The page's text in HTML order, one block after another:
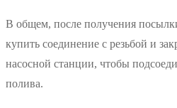
В общем, после получения
купить соединение с резьбой и
насосной станции, чтобы
полива.